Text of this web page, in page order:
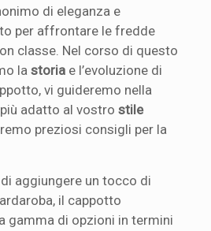
di eleganza e
per affrontare le fredde
classe. Nel corso di questo
lastoria e l’evoluzione di
vi guideremo nella
adatto al vostrostile
preziosi consigli per la
aggiungere un tocco di
il cappotto
gamma di opzioni in termini